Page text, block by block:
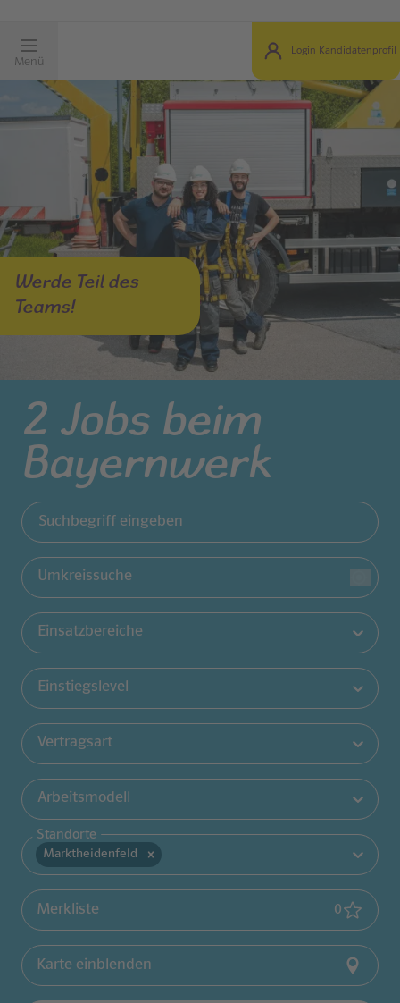
Menü
Login Kandidatenprofil
Werde Teil des
Teams!
2 Jobs beim
Bayernwerk
Jobs filtern
Suchbegriff eingeben
Umkreissuche
Einsatzbereiche
Einstiegslevel
Vertragsart
Arbeitsmodell
Marktheidenfeld
Standorte
Merkliste 0
(0
Karte einblenden